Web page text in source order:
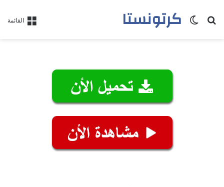
القائمة كرتونستابحث عنالوضع المظلم